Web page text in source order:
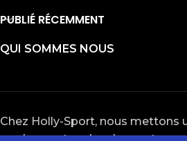
PUBLIÉ RÉCEMMENT
QUI SOMMES NOUS
Chez Holly-Sport, nous mettons